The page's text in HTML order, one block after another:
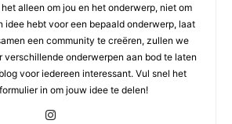
alleen om jou en het onderwerp, niet om
idee hebt voor een bepaald onderwerp, laat
een community te creëren, zullen we
verschillende onderwerpen aan bod te laten
voor iedereen interessant. Vul snel het
in om jouw idee te delen!